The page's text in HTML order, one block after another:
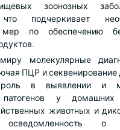
зоонозных
подчеркивает
по обеспечению
молекулярные
ПЦР и секвенирование
в выявлении и
патогенов у домашних
животных и
осведомленность о